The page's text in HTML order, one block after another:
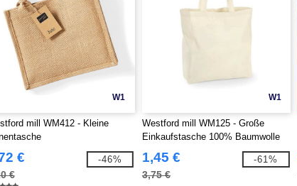
W1
mill WM412 - Kleine
€
€
-46%
W1
Westford mill WM125 - Große
Einkaufstasche 100% Baumwolle
1,45 €
3,75 €
-61%